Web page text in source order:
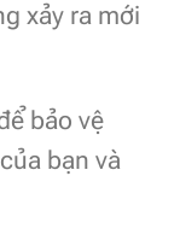
xảy ra mới
bảo vệ
bạn và